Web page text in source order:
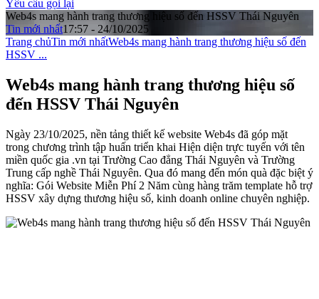
Yêu cầu gọi lại
Web4s mang hành trang thương hiệu số đến HSSV Thái Nguyên
Tin mới nhất17:57 - 24/10/2025
Trang chủTin mới nhấtWeb4s mang hành trang thương hiệu số đến
HSSV ...
Web4s mang hành trang thương hiệu số
đến HSSV Thái Nguyên
Ngày 23/10/2025, nền tảng thiết kế website Web4s đã góp mặt
trong chương trình tập huấn triển khai Hiện diện trực tuyến với tên
miền quốc gia .vn tại Trường Cao đẳng Thái Nguyên và Trường
Trung cấp nghề Thái Nguyên. Qua đó mang đến món quà đặc biệt ý
nghĩa: Gói Website Miễn Phí 2 Năm cùng hàng trăm template hỗ trợ
HSSV xây dựng thương hiệu số, kinh doanh online chuyên nghiệp.